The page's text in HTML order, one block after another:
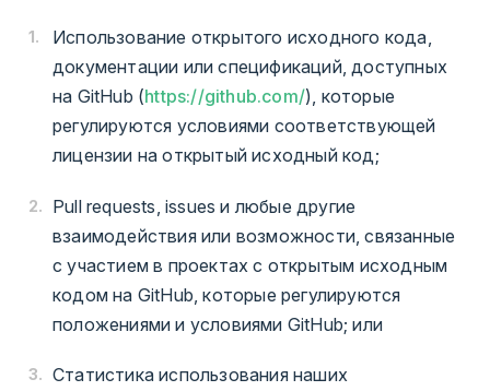
Использование открытого исходного кода,
документации или спецификаций, доступных
на GitHub (https://github.com/), которые
регулируются условиями соответствующей
лицензии на открытый исходный код;
Pull requests, issues и любые другие
взаимодействия или возможности, связанные
с участием в проектах с открытым исходным
кодом на GitHub, которые регулируются
положениями и условиями GitHub; или
Статистика использования наших